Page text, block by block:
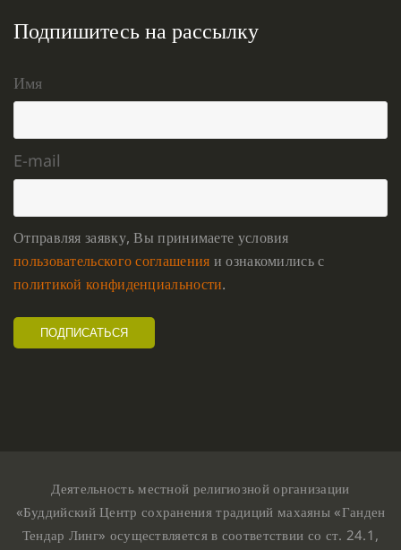
Подпишитесь на рассылку
Имя
E-mail
Отправляя заявку, Вы принимаете условия
пользовательского соглашения и ознакомились с
политикой конфиденциальности.
Деятельность местной религиозной организации
«Буддийский Центр сохранения традиций махаяны «Ганден
Тендар Линг» осуществляется в соответствии со ст. 24.1,